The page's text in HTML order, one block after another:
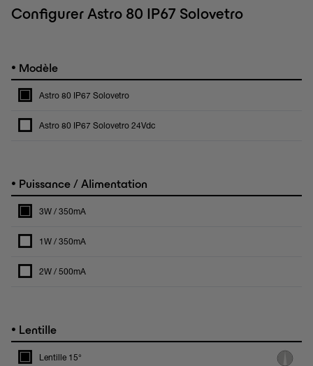
Configurer Astro 80 IP67 Solovetro
• Modèle
Astro 80 IP67 Solovetro
Astro 80 IP67 Solovetro 24Vdc
• Puissance / Alimentation
3W / 350mA
1W / 350mA
2W / 500mA
• Lentille
Lentille 15°